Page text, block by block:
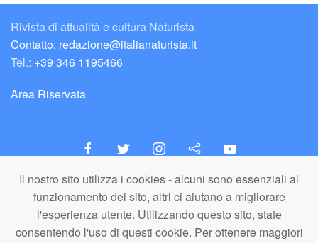
Il nostro sito utilizza i cookies - alcuni sono essenziali al
funzionamento del sito, altri ci aiutano a migliorare
l'esperienza utente. Utilizzando questo sito, state
consentendo l'uso di questi cookie. Per ottenere maggiori
Rivista di attualità e cultura Naturista
Contatto: redazione@italianaturista.it
Tel.: +39 346 1195466
Area Riservata
italiaNATURISTA
Editore e Redazione
A.N.ITA. Associazione Naturista Italiana (APS)
C.F. 80203710159